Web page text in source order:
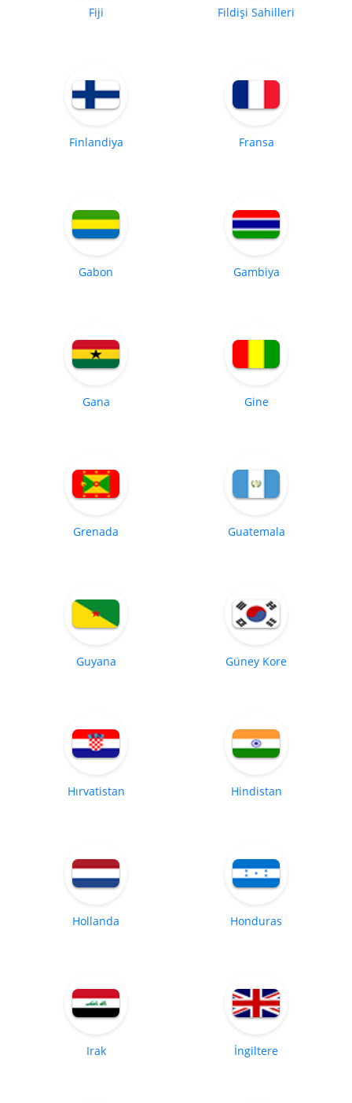
Fiji Fildişi Sahilleri
Finlandiya Fransa
Gabon Gambiya
Gana Gine
Grenada Guatemala
Guyana Güney Kore
Hırvatistan Hindistan
Hollanda Honduras
Irak İngiltere